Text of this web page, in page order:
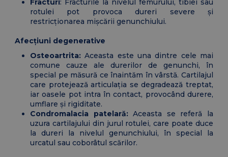
Fracturi: Fracturile la nivelul femurului, tibiei sau
rotulei pot provoca dureri severe și
restricționarea mișcării genunchiului.
Afecțiuni degenerative
Osteoartrita:Aceasta este una dintre cele mai
comune cauze ale durerilor de genunchi, în
special pe măsură ce înaintăm în vârstă. Cartilajul
care protejează articulația se degradează treptat,
iar oasele pot intra în contact, provocând durere,
umflare și rigiditate.
Condromalacia patelară:Aceasta se referă la
uzura cartilajului din jurul rotulei, care poate duce
la dureri la nivelul genunchiului, în special la
urcatul sau coborâtul scărilor.